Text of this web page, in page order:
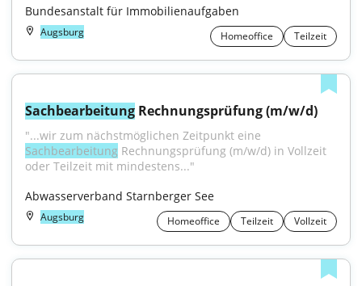
Bundesanstalt für Immobilienaufgaben
Augsburg Homeoffice Teilzeit
Sachbearbeitung Rechnungsprüfung (m/w/d)
Sachbearbeitung Rechnungsprüfung (m/w/d) in Vollzeit
oder Teilzeit mit mindestens..."
Abwasserverband Starnberger See
Augsburg Homeoffice Teilzeit Vollzeit